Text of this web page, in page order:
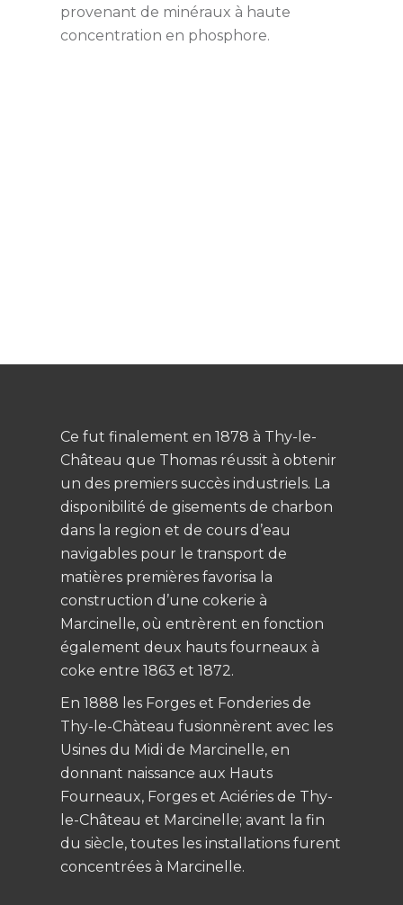
provenant de minéraux à haute
concentration en phosphore.
Ce fut finalement en 1878 à Thy-le-
Château que Thomas réussit à obtenir
un des premiers succès industriels. La
disponibilité de gisements de charbon
dans la region et de cours d’eau
navigables pour le transport de
matières premières favorisa la
construction d’une cokerie à
Marcinelle, où entrèrent en fonction
également deux hauts fourneaux à
coke entre 1863 et 1872.
En 1888 les Forges et Fonderies de
Thy-le-Chàteau fusionnèrent avec les
Usines du Midi de Marcinelle, en
donnant naissance aux Hauts
Fourneaux, Forges et Aciéries de Thy-
le-Château et Marcinelle; avant la fin
du siècle, toutes les installations furent
concentrées à Marcinelle.